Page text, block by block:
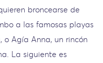
broncearse de
a las famosas playas
o Agía Anna, un rincón
La siguiente es